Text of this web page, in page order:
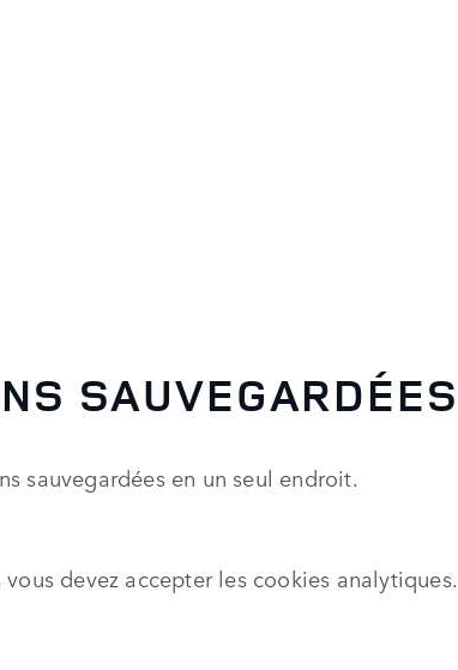
SAUVEGARDÉES
sauvegardées en un seul endroit.
devez accepter les cookies analytiques.